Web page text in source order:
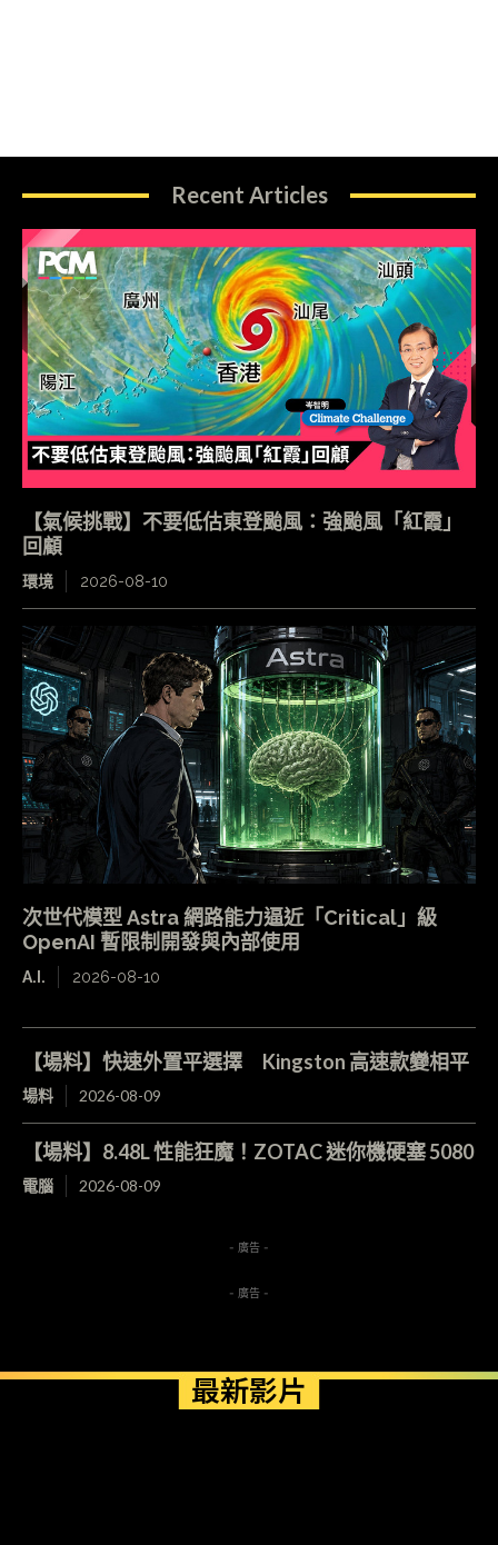
Recent Articles
【氣候挑戰】不要低估東登颱風：強颱風「紅霞」
回顧
環境 2026-08-10
次世代模型 Astra 網路能力逼近「Critical」級
OpenAI 暫限制開發與內部使用
A.I. 2026-08-10
【場料】快速外置平選擇 Kingston 高速款變相平
場料 2026-08-09
【場料】8.48L 性能狂魔！ZOTAC 迷你機硬塞 5080
電腦 2026-08-09
- 廣告 -
- 廣告 -
最新影片